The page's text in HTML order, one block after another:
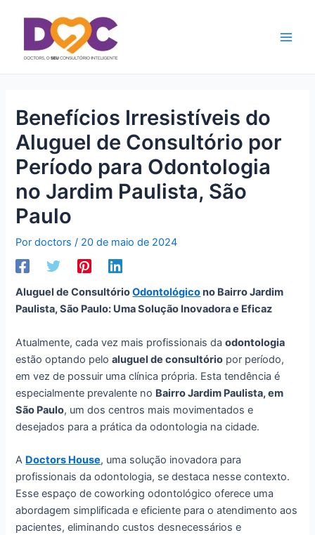
conteúdo
Benefícios Irresistíveis do
Aluguel de Consultório por
Período para Odontologia
no Jardim Paulista, São
Paulo
Pordoctors/ 20 de maio de 2024
Aluguel de ConsultórioOdontológicono Bairro Jardim
Paulista, São Paulo: Uma Solução Inovadora e Eficaz
Atualmente, cada vez mais profissionais daodontologia
estão optando peloaluguel de consultório por período,
em vez de possuir uma clínica própria. Esta tendência é
especialmente prevalente no Bairro Jardim Paulista, em
São Paulo, um dos centros mais movimentados e
desejados para a prática da odontologia na cidade.
A Doctors House, uma solução inovadora para
profissionais da odontologia, se destaca nesse contexto.
Esse espaço de coworking odontológico oferece uma
abordagem simplificada e eficiente para o atendimento aos
pacientes, eliminando custos desnecessários e